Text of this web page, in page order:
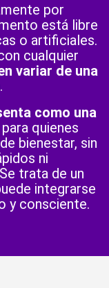
por
está libre
o artificiales.
cualquier
variar de una
.
como una
quienes
bienestar, sin
ni
trata de un
integrarse
y consciente.